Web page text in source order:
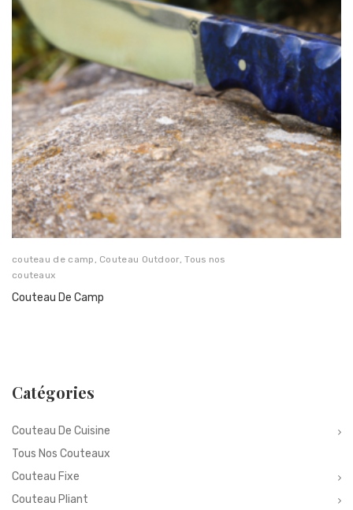
couteau de camp , Couteau Outdoor,Tous nos
couteaux
Couteau De Camp
Catégories
Couteau De Cuisine
Tous Nos Couteaux
Couteau Fixe
Couteau Pliant